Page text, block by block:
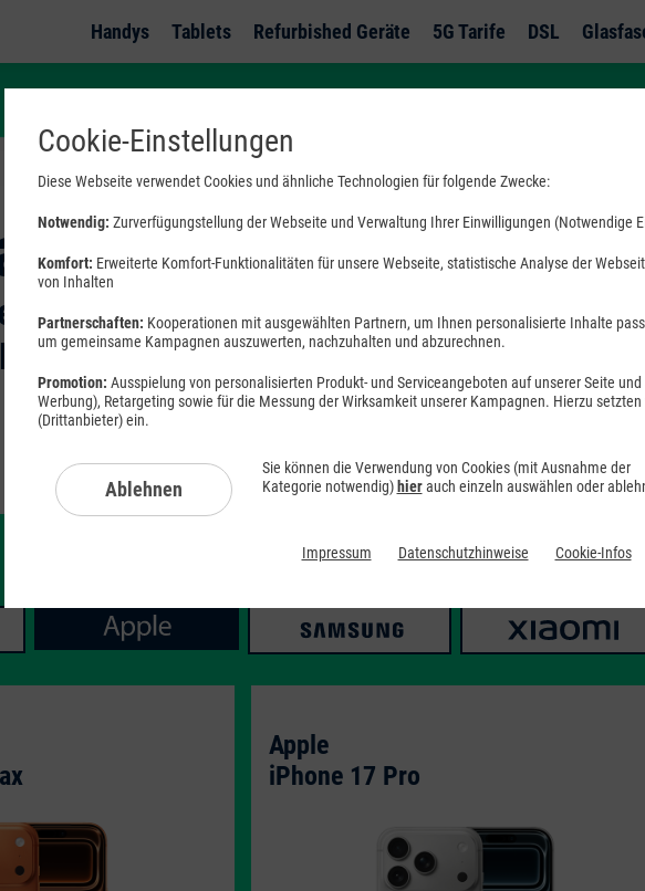
Handys Tablets Refurbished Geräte 5G Tarife DSL
Pro
17 Pro Max
sichern
Apple Smartphones mit
Apple
iPhone 17 Pro
Cookie-Einstellungen
Diese Webseite verwendet Cookies und ähnliche Technologien für folgende Zwecke:
Notwendig: Zurverfügungstellung der Webseite und Verwaltung Ihrer Einwilligungen (Notwendige
Komfort: Erweiterte Komfort-Funktionalitäten für unsere Webseite, statistische Analyse der
von Inhalten
Partnerschaften: Kooperationen mit ausgewählten Partnern, um Ihnen personalisierte Inhalte
um gemeinsame Kampagnen auszuwerten, nachzuhalten und abzurechnen.
Promotion: Ausspielung von personalisierten Produkt- und Serviceangeboten auf unserer Seite
Werbung), Retargeting sowie für die Messung der Wirksamkeit unserer Kampagnen. Hierzu
(Drittanbieter) ein.
Ablehnen
Sie können die Verwendung von Cookies (mit Ausnahme der
Kategorie notwendig) hierauch einzeln auswählen oder
Impressum Datenschutzhinweise Cookie-Infos